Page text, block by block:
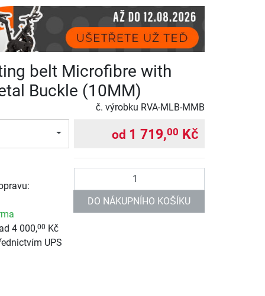
belt Microfibre with
Buckle (10MM)
č. výrobku RVA-MLB-MMB
4 000,00 Kč
UPS
od 1 719,00 Kč
DO NÁKUPNÍHO KOŠÍKU